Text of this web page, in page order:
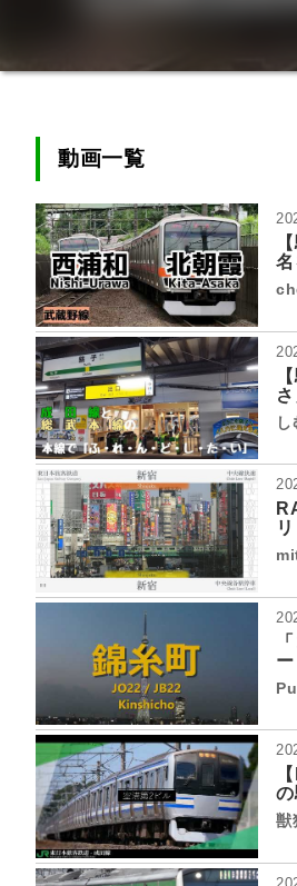
動画一覧
名
の
獣